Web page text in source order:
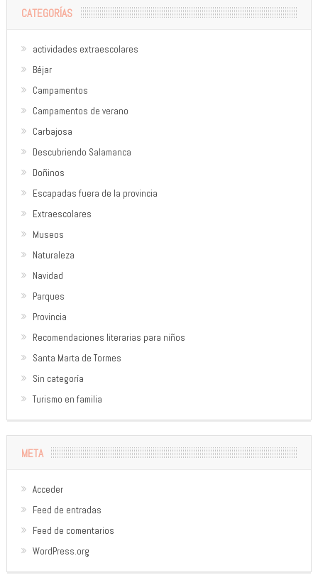
CATEGORÍAS
actividades extraescolares
Béjar
Campamentos
Campamentos de verano
Carbajosa
Descubriendo Salamanca
Doñinos
Escapadas fuera de la provincia
Extraescolares
Museos
Naturaleza
Navidad
Parques
Provincia
Recomendaciones literarias para niños
Santa Marta de Tormes
Sin categoría
Turismo en familia
META
Acceder
Feed de entradas
Feed de comentarios
WordPress.org